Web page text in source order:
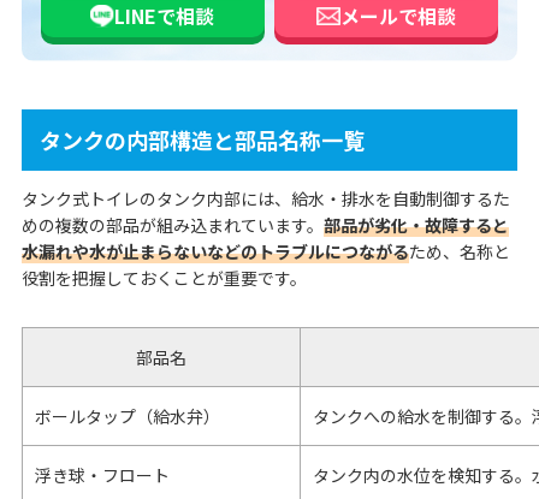
LINEで相談 メールで相談
タンクの内部構造と部品名称一覧
タンク式トイレのタンク内部には、給水・排水を自動制御するた
めの複数の部品が組み込まれています。 部品が劣化・故障すると
水漏れや水が止まらないなどのトラブルにつながるため、名称と
役割を把握しておくことが重要です。
部品名
ボールタップ（給水弁） タンクへの給水を制御する
浮き球・フロート タンク内の水位を検知する